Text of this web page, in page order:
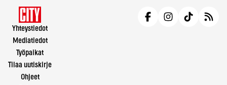
Yhteystiedot
Mediatiedot
Työpaikat
Tilaa uutiskirje
Ohjeet